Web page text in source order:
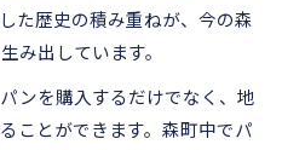
た歴史の積み重ねが、今の森
み出しています。
ンを購入するだけでなく、地
ことができます。森町中でパ